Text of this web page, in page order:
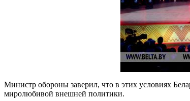
Министр обороны заверил, что в этих условиях
миролюбивой внешней политики.